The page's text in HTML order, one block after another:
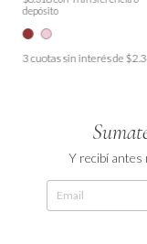
depósito
3cuotas sin interés de
Y recibí